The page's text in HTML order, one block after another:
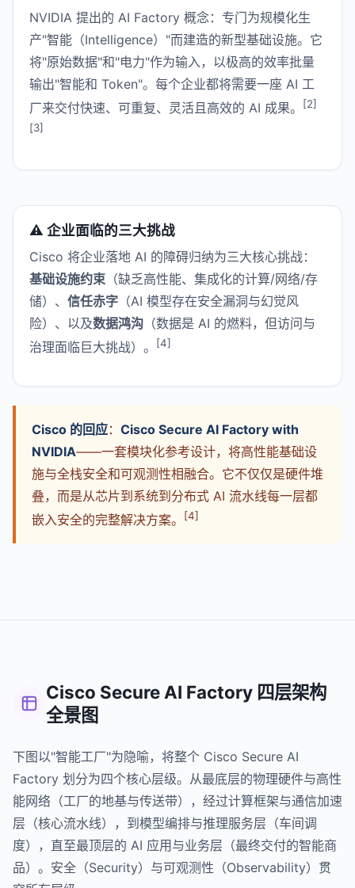
NVIDIA 提出的 AI Factory 概念：专门为规模化生
产"智能（Intelligence）"而建造的新型基础设施。它
将"原始数据"和"电力"作为输入，以极高的效率批量
输出"智能和 Token"。每个企业都将需要一座 AI 工
厂来交付快速、可重复、灵活且高效的 AI 成果。
[2]
[3]
⚠️ 企业面临的三大挑战
Cisco 将企业落地 AI 的障碍归纳为三大核心挑战：
基础设施约束 （缺乏高性能、集成化的计算/网络/存
储）、 信任赤字 （AI 模型存在安全漏洞与幻觉风
险）、以及数据鸿沟 （数据是 AI 的燃料，但访问与
治理面临巨大挑战）。
[4]
Cisco 的回应： Cisco Secure AI Factory with
NVIDIA——一套模块化参考设计，将高性能基础设
施与全栈安全和可观测性相融合。它不仅仅是硬件堆
叠，而是从芯片到系统到分布式 AI 流水线每一层都
嵌入安全的完整解决方案。
[4]
Cisco Secure AI Factory 四层架构
全景图
下图以"智能工厂"为隐喻，将整个 Cisco Secure AI
Factory 划分为四个核心层级。从最底层的物理硬件与高性
能网络（工厂的地基与传送带），经过计算框架与通信加速
层（核心流水线），到模型编排与推理服务层（车间调
度），直至最顶层的 AI 应用与业务层（最终交付的智能商
品）。安全（Security）与可观测性（Observability）贯